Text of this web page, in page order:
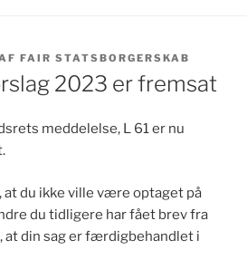
FAIR STATSBORGERSKAB
2023 er fremsat
meddelelse, L 61 er nu
du ikke ville være optaget på
du tidligere har fået brev fra
din sag er færdigbehandlet i